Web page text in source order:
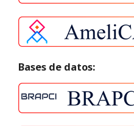
Bases de datos: